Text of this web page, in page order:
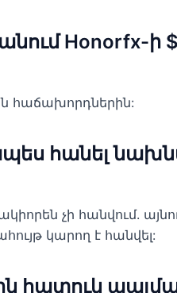
Honorfx-ի
հաճախորդներին:
հանել
չի հանվում.
կարող է հանվել:
հատուկ